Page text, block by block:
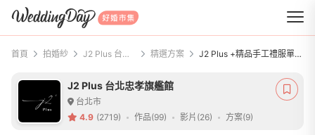
WeddingDay 好婚市集
首頁 拍婚紗 J2 Plus 台北忠孝旗艦館 精選方案 J2 Plus +精品手工禮服單租方案
J2 Plus 台北忠孝旗艦館
台北市
4.9 (2719) 作品(99) 影片(26) 方案(9)